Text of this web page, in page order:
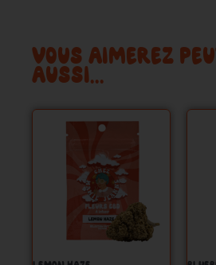
VOUS AIMEREZ
AUSSI…
Ce
produit
a
plusieurs
variations.
Les
options